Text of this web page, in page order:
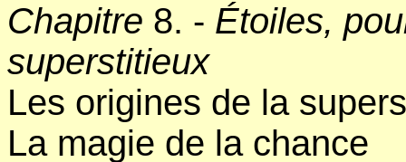
Chapitre 8. - Étoiles,
superstitieux
Les origines de la
La magie de la chance